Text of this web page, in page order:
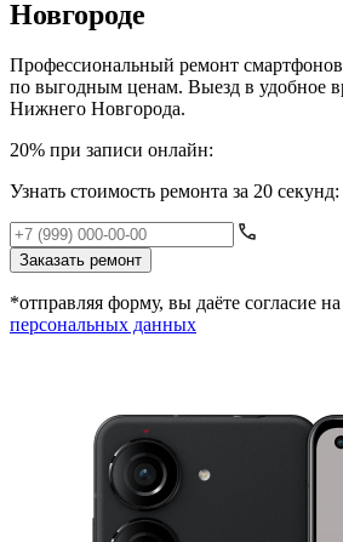
Новгороде
Профессиональный ремонт
по выгодным ценам. Выезд в удобное
Нижнего Новгорода.
20% при записи онлайн:
Узнать стоимость ремонта за 20 секунд:
Заказать ремонт
*отправляя форму, вы даёте согласие на
персональных данных